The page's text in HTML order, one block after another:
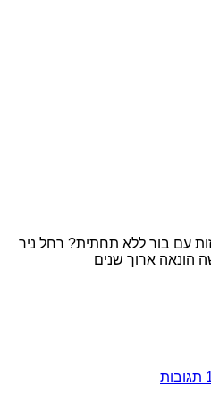
עם בור ללא תחתית? רחל ניר
הונאה ארוך שנים